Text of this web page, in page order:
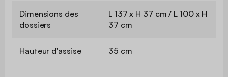
Dimensions des
dossiers
L 137 x H 37 cm / L 100 x H
37 cm
Hauteur d'assise 35 cm